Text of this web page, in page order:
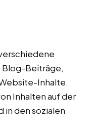
Blog-Beiträge,
Inhalte.
Inhalten auf der
in den sozialen